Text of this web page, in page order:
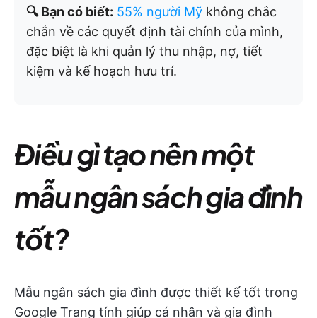
🔍 Bạn có biết: 55% người Mỹ không chắc
chắn về các quyết định tài chính của mình,
đặc biệt là khi quản lý thu nhập, nợ, tiết
kiệm và kế hoạch hưu trí.
Điều gì tạo nên một
mẫu ngân sách gia đình
tốt?
Mẫu ngân sách gia đình được thiết kế tốt trong
Google Trang tính giúp cá nhân và gia đình